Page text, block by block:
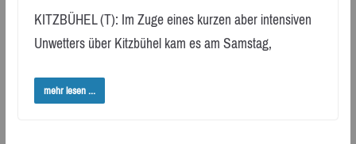
KITZBÜHEL (T): Im Zuge eines kurzen aber intensiven
Unwetters über Kitzbühel kam es am Samstag,
mehr lesen ...